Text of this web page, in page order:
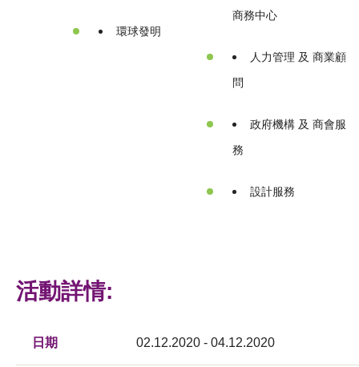
環球發明
商務中心
人力管理 及 商業顧
問
政府機構 及 商會服
務
設計服務
活動詳情:
日期 02.12.2020 - 04.12.2020